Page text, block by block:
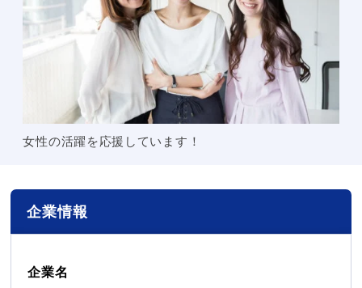
女性の活躍を応援しています！
企業情報
企業名